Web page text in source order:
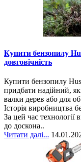
Купити бензопилу
довговічність
Купити бензопилу
придбати надійний,
валки дерев або для
Історія виробництва
За цей час технології
до доскона..
Читати далі...